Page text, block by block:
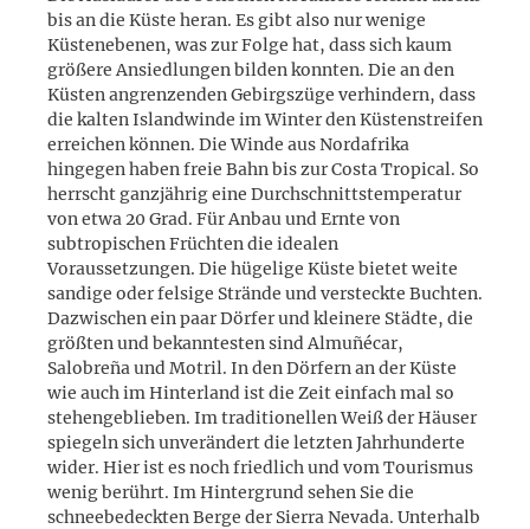
bis an die Küste heran. Es gibt also nur wenige
Küstenebenen, was zur Folge hat, dass sich kaum
größere Ansiedlungen bilden konnten. Die an den
Küsten angrenzenden Gebirgszüge verhindern, dass
die kalten Islandwinde im Winter den Küstenstreifen
erreichen können. Die Winde aus Nordafrika
hingegen haben freie Bahn bis zur Costa Tropical. So
herrscht ganzjährig eine Durchschnittstemperatur
von etwa 20 Grad. Für Anbau und Ernte von
subtropischen Früchten die idealen
Voraussetzungen. Die hügelige Küste bietet weite
sandige oder felsige Strände und versteckte Buchten.
Dazwischen ein paar Dörfer und kleinere Städte, die
größten und bekanntesten sind Almuñécar,
Salobreña und Motril. In den Dörfern an der Küste
wie auch im Hinterland ist die Zeit einfach mal so
stehengeblieben. Im traditionellen Weiß der Häuser
spiegeln sich unverändert die letzten Jahrhunderte
wider. Hier ist es noch friedlich und vom Tourismus
wenig berührt. Im Hintergrund sehen Sie die
schneebedeckten Berge der Sierra Nevada. Unterhalb